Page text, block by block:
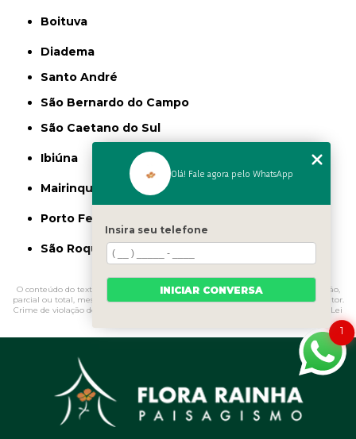
Boituva
Diadema
Santo André
São Bernardo do Campo
São Caetano do Sul
Ibiúna
Mairinque
Porto Feliz
São Roque
O conteúdo do texto " Muda de Manacá" é de direito reservado. Sua reprodução,
parcial ou total, mesmo citando nossos links, é proibida sem a autorização do autor.
Crime de violação de direito autoral – artigo 184 do Código Penal –
Lei 9610/98 - Lei
1
Olá! Fale agora pelo WhatsApp
Insira seu telefone
INICIAR CONVERSA